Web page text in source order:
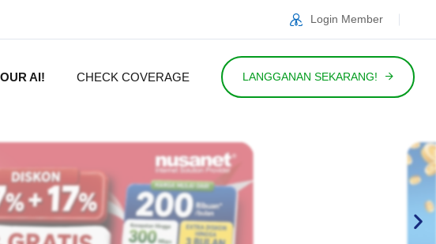
Login Member
AI! CHECK COVERAGE LANGGANAN SEKARANG!